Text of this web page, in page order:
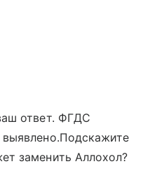
ответ. ФГДС
заменить Аллохол?